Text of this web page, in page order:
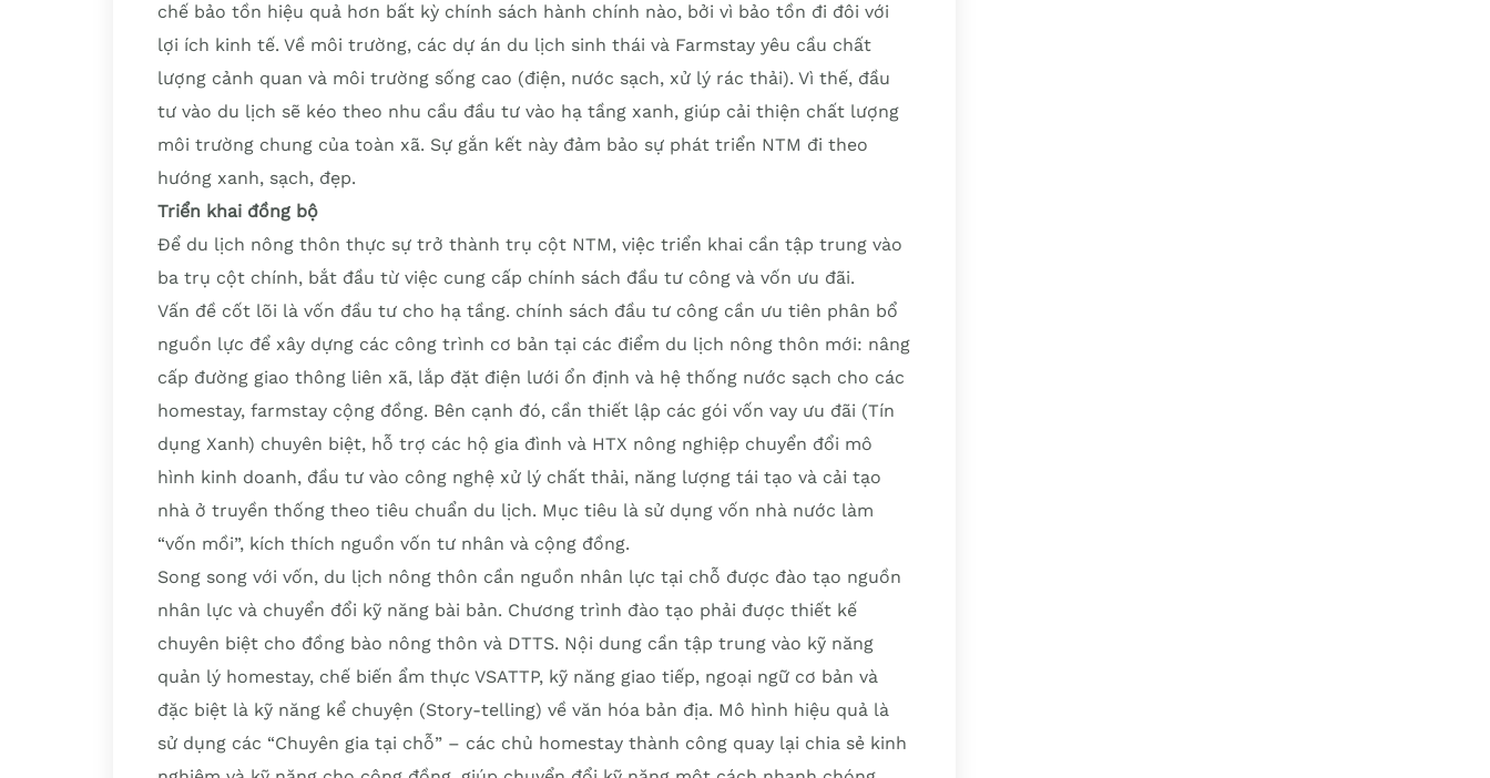
chế bảo tồn hiệu quả hơn bất kỳ chính sách hành chính nào, bởi vì bảo tồn đi đôi với
lợi ích kinh tế. Về môi trường, các dự án du lịch sinh thái và Farmstay yêu cầu chất
lượng cảnh quan và môi trường sống cao (điện, nước sạch, xử lý rác thải). Vì thế, đầu
tư vào du lịch sẽ kéo theo nhu cầu đầu tư vào hạ tầng xanh, giúp cải thiện chất lượng
môi trường chung của toàn xã. Sự gắn kết này đảm bảo sự phát triển NTM đi theo
hướng xanh, sạch, đẹp.
Triển khai đồng bộ
Để du lịch nông thôn thực sự trở thành trụ cột NTM, việc triển khai cần tập trung vào
ba trụ cột chính, bắt đầu từ việc cung cấp chính sách đầu tư công và vốn ưu đãi.
Vấn đề cốt lõi là vốn đầu tư cho hạ tầng. chính sách đầu tư công cần ưu tiên phân bổ
nguồn lực để xây dựng các công trình cơ bản tại các điểm du lịch nông thôn mới: nâng
cấp đường giao thông liên xã, lắp đặt điện lưới ổn định và hệ thống nước sạch cho các
homestay, farmstay cộng đồng. Bên cạnh đó, cần thiết lập các gói vốn vay ưu đãi (Tín
dụng Xanh) chuyên biệt, hỗ trợ các hộ gia đình và HTX nông nghiệp chuyển đổi mô
hình kinh doanh, đầu tư vào công nghệ xử lý chất thải, năng lượng tái tạo và cải tạo
nhà ở truyền thống theo tiêu chuẩn du lịch. Mục tiêu là sử dụng vốn nhà nước làm
“vốn mồi”, kích thích nguồn vốn tư nhân và cộng đồng.
Song song với vốn, du lịch nông thôn cần nguồn nhân lực tại chỗ được đào tạo nguồn
nhân lực và chuyển đổi kỹ năng bài bản. Chương trình đào tạo phải được thiết kế
chuyên biệt cho đồng bào nông thôn và DTTS. Nội dung cần tập trung vào kỹ năng
quản lý homestay, chế biến ẩm thực VSATTP, kỹ năng giao tiếp, ngoại ngữ cơ bản và
đặc biệt là kỹ năng kể chuyện (Story-telling) về văn hóa bản địa. Mô hình hiệu quả là
sử dụng các “Chuyên gia tại chỗ” – các chủ homestay thành công quay lại chia sẻ kinh